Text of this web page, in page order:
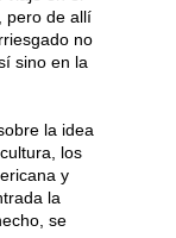
pero de allí
no
sino en la
la idea
los
y
la
se